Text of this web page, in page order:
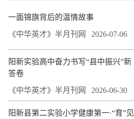
一面锦旗背后的温情故事
《中华英才》半月刊网 2026-07-06
阳新实验高中奋力书写“县中振兴”新
答卷
《中华英才》半月刊网 2026-06-30
阳新县第二实验小学健康第一·“育”见